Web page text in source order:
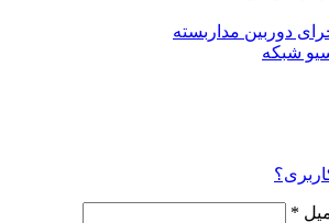
دوربین مداربسته
شبکه
*